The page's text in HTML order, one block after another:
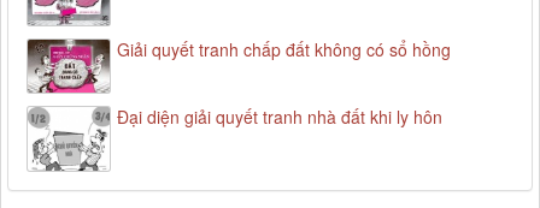
Giải quyết tranh chấp đất không có sổ hồng
Đại diện giải quyết tranh nhà đất khi ly hôn